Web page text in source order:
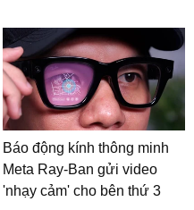
Báo động kính thông minh
Meta Ray-Ban gửi video
'nhạy cảm' cho bên thứ 3